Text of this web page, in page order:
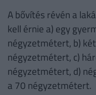
A bővítés révén a
kell érnie a) egy
négyzetmétert, b)
négyzetmétert, c)
négyzetmétert, d)
a 70 négyzetmétert.